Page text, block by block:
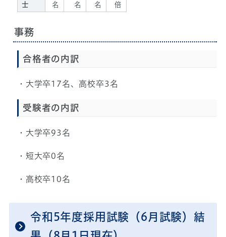
士
名
名
名
倍
事務
合格者の内訳
・大学卒17名、高校卒3名
受験者の内訳
・大学卒93名
・短大卒0名
・高校卒10名
令和5年度採用試験（6月試験）結